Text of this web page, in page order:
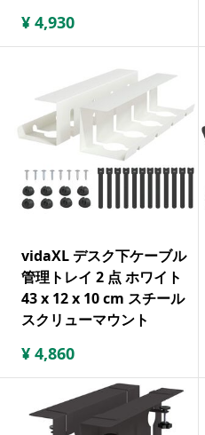
¥ 4,930
vidaXL デスク下ケーブル
管理トレイ 2 点 ホワイト
43 x 12 x 10 cm スチール
スクリューマウント
¥ 4,860